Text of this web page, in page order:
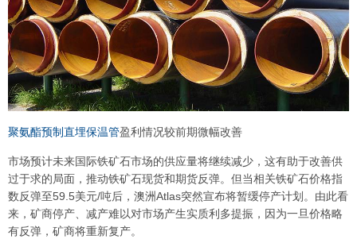
聚氨酯预制直埋保温管盈利情况较前期微幅改善
市场预计未来国际铁矿石市场的供应量将继续减少，这有助于改善供
过于求的局面，推动铁矿石现货和期货反弹。但当相关铁矿石价格指
数反弹至59.5美元/吨后，澳洲Atlas突然宣布将暂缓停产计划。由此看
来，矿商停产、减产难以对市场产生实质利多提振，因为一旦价格略
有反弹，矿商将重新复产。